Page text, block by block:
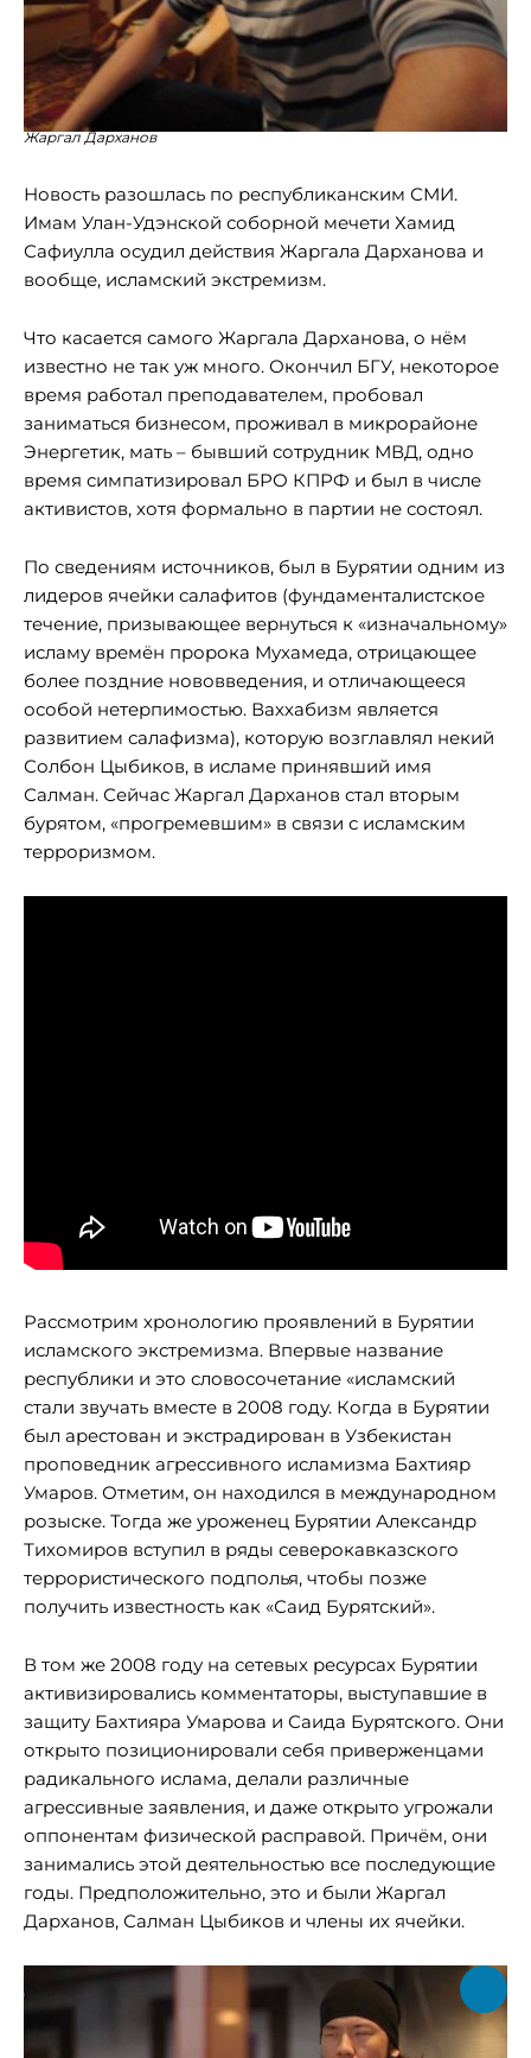
Жаргал Дарханов
Новость разошлась по республиканским СМИ.
Имам Улан-Удэнской соборной мечети Хамид
Сафиулла осудил действия Жаргала Дарханова и
вообще, исламский экстремизм.
Что касается самого Жаргала Дарханова, о нём
известно не так уж много. Окончил БГУ, некоторое
время работал преподавателем, пробовал
заниматься бизнесом, проживал в микрорайоне
Энергетик, мать – бывший сотрудник МВД, одно
время симпатизировал БРО КПРФ и был в числе
активистов, хотя формально в партии не состоял.
По сведениям источников, был в Бурятии одним из
лидеров ячейки салафитов (фундаменталистское
течение, призывающее вернуться к «изначальному»
исламу времён пророка Мухамеда, отрицающее
более поздние нововведения, и отличающееся
особой нетерпимостью. Ваххабизм является
развитием салафизма), которую возглавлял некий
Солбон Цыбиков, в исламе принявший имя
Салман. Сейчас Жаргал Дарханов стал вторым
бурятом, «прогремевшим» в связи с исламским
терроризмом.
Рассмотрим хронологию проявлений в Бурятии
исламского экстремизма. Впервые название
республики и это словосочетание «исламский
стали звучать вместе в 2008 году. Когда в Бурятии
был арестован и экстрадирован в Узбекистан
проповедник агрессивного исламизма Бахтияр
Умаров. Отметим, он находился в международном
розыске. Тогда же уроженец Бурятии Александр
Тихомиров вступил в ряды северокавказского
террористического подполья, чтобы позже
получить известность как «Саид Бурятский».
В том же 2008 году на сетевых ресурсах Бурятии
активизировались комментаторы, выступавшие в
защиту Бахтияра Умарова и Саида Бурятского. Они
открыто позиционировали себя приверженцами
радикального ислама, делали различные
агрессивные заявления, и даже открыто угрожали
оппонентам физической расправой. Причём, они
занимались этой деятельностью все последующие
годы. Предположительно, это и были Жаргал
Дарханов, Салман Цыбиков и члены их ячейки.